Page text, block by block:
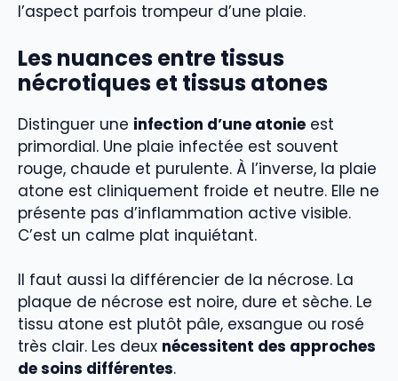
l’aspect parfois trompeur d’une plaie.
Les nuances entre tissus
nécrotiques et tissus atones
Distinguer une infection d’une atonie est
primordial. Une plaie infectée est souvent
rouge, chaude et purulente. À l’inverse, la plaie
atone est cliniquement froide et neutre. Elle ne
présente pas d’inflammation active visible.
C’est un calme plat inquiétant.
Il faut aussi la différencier de la nécrose. La
plaque de nécrose est noire, dure et sèche. Le
tissu atone est plutôt pâle, exsangue ou rosé
très clair. Les deux nécessitent des approches
de soins différentes.